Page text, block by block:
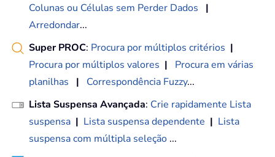
Colunas ou Células sem Perder Dados
|
Arredondar...
Super PROC: Procura por múltiplos critérios |
Procura por múltiplos valores |
Procura em várias
planilhas
| Correspondência Fuzzy...
Lista Suspensa Avançada: Crie rapidamente Lista
suspensa | Lista suspensa dependente | Lista
suspensa com múltipla seleção ...